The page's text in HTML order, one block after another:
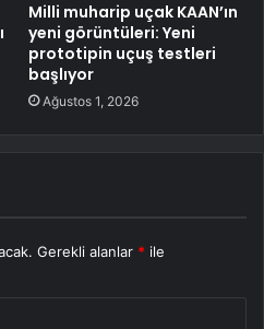
Milli muharip uçak KAAN’ın
yeni görüntüleri: Yeni
prototipin uçuş testleri
başlıyor
Ağustos 1, 2026
Gerekli alanlar * ile